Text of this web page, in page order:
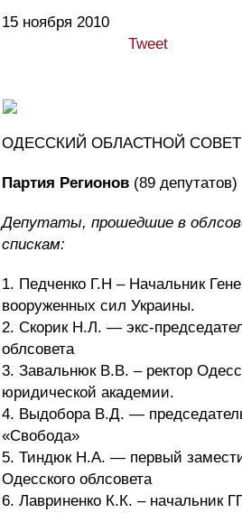
15 ноября 2010
Tweet
ОДЕССКИЙ ОБЛАСТНОЙ СОВЕТ
Партия Регионов (89 депутатов)
Депутаты, прошедшие в
спискам:
1. Педченко Г.Н – Начальник
вооруженных сил Украины.
2. Скорик Н.Л. — экс-
облсовета
3. Завальнюк В.В. – ректор
юридической академии.
4. Выдобора В.Д. —
«Свобода»
5. Тиндюк Н.А. — первый
Одесского облсовета
6. Лавриненко К.К. – начальник